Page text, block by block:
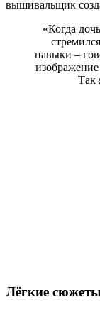
вышивальщик
«Когда
навыки –
Так
Лёгкие